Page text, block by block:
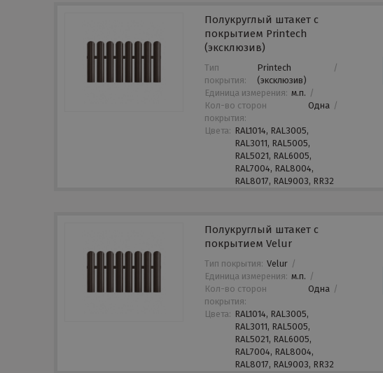
Полукруглый штакет с
покрытием Printech
(эксклюзив)
Тип
покрытия:
Printech
(эксклюзив)
/
Единица измерения: м.п. /
Кол-во сторон
покрытия:
Одна /
Цвета: RAL1014, RAL3005,
RAL3011, RAL5005,
RAL5021, RAL6005,
RAL7004, RAL8004,
RAL8017, RAL9003, RR32
Полукруглый штакет с
покрытием Velur
Тип покрытия: Velur /
Единица измерения: м.п. /
Кол-во сторон
покрытия:
Одна /
Цвета: RAL1014, RAL3005,
RAL3011, RAL5005,
RAL5021, RAL6005,
RAL7004, RAL8004,
RAL8017, RAL9003, RR32